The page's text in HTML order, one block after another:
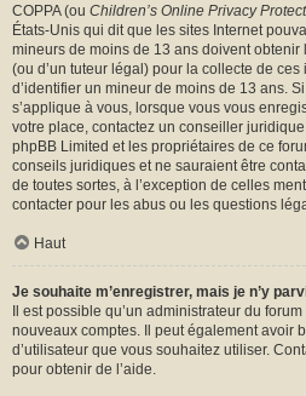
COPPA (ou Children’s Online Privacy
États-Unis qui dit que les sites Internet
mineurs de moins de 13 ans doivent
(ou d’un tuteur légal) pour la collecte de
d’identifier un mineur de moins de 13 ans.
s’applique à vous, lorsque vous vous
votre place, contactez un conseiller
phpBB Limited et les propriétaires de ce
conseils juridiques et ne sauraient être
de toutes sortes, à l’exception de celles
contacter pour les abus ou les questions
Haut
Je souhaite m’enregistrer, mais je n’y
Il est possible qu’un administrateur du
nouveaux comptes. Il peut également avoir
d’utilisateur que vous souhaitez utiliser.
pour obtenir de l’aide.